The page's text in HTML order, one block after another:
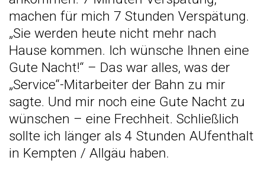
machen für mich 7 Stunden Verspätung.
„Sie werden heute nicht mehr nach
Hause kommen. Ich wünsche Ihnen eine
Gute Nacht!“ – Das war alles, was der
„Service“-Mitarbeiter der Bahn zu mir
sagte. Und mir noch eine Gute Nacht zu
wünschen – eine Frechheit. Schließlich
sollte ich länger als 4 Stunden AUfenthalt
in Kempten / Allgäu haben.